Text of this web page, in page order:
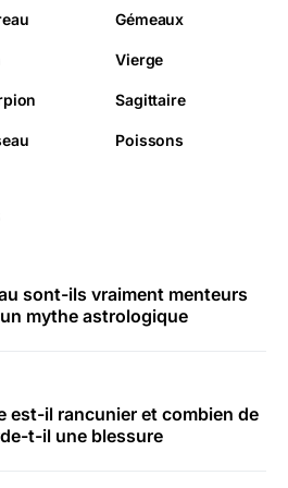
Gémeaux
Vierge
Sagittaire
Poissons
sont-ils vraiment menteurs
mythe astrologique
est-il rancunier et combien de
t-il une blessure